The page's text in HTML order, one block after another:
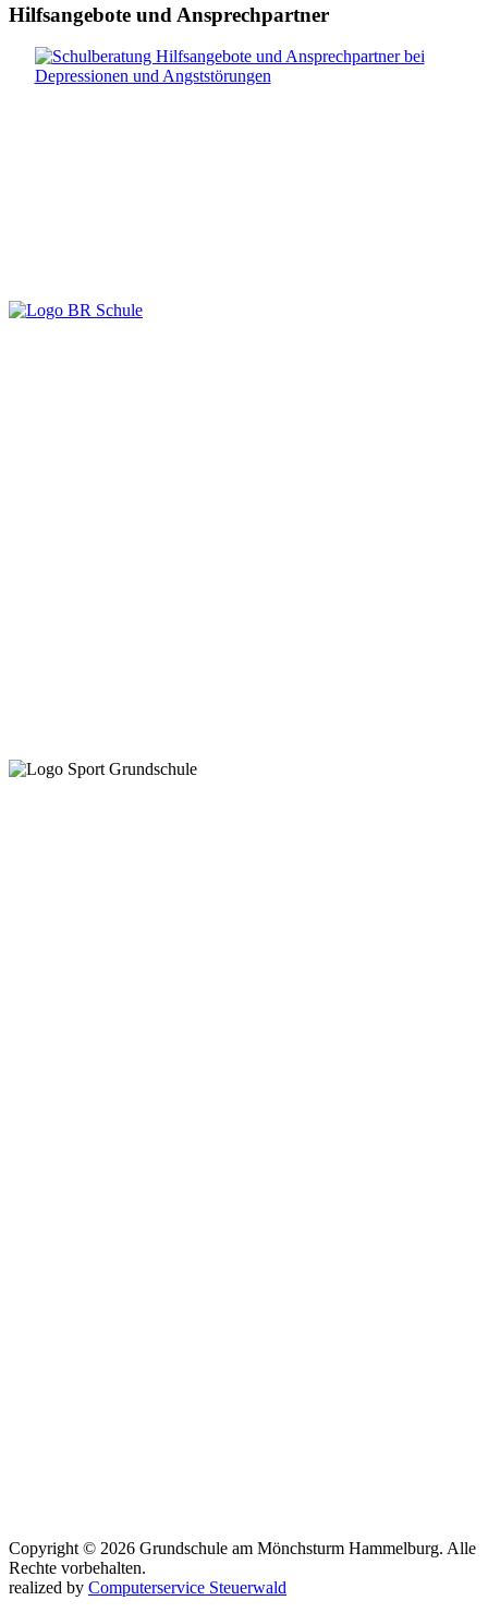
Hilfsangebote und Ansprechpartner
Copyright © 2026 Grundschule am Mönchsturm Hammelburg. Alle
Rechte vorbehalten.
realized by Computerservice Steuerwald